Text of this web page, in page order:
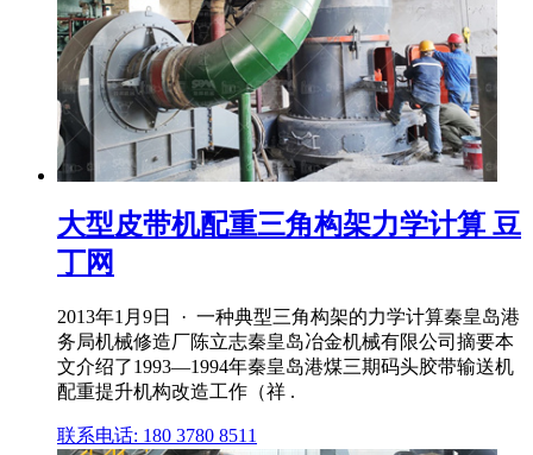
大型皮带机配重三角构架力学计算 豆
丁网
2013年1月9日 · 一种典型三角构架的力学计算秦皇岛港
务局机械修造厂陈立志秦皇岛冶金机械有限公司摘要本
文介绍了1993—1994年秦皇岛港煤三期码头胶带输送机
配重提升机构改造工作（祥 .
联系电话: 180 3780 8511